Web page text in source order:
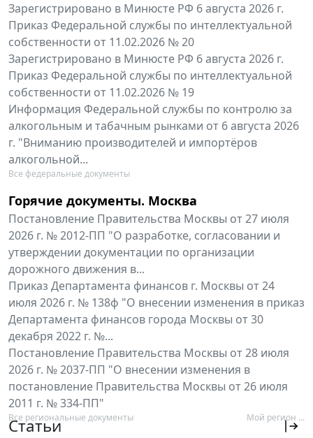
Зарегистрировано в Минюсте РФ 6 августа 2026 г.
Приказ Федеральной службы по интеллектуальной
собственности от 11.02.2026 № 20
Зарегистрировано в Минюсте РФ 6 августа 2026 г.
Приказ Федеральной службы по интеллектуальной
собственности от 11.02.2026 № 19
Информация Федеральной службы по контролю за
алкогольным и табачным рынками от 6 августа 2026
г. "Вниманию производителей и импортёров
алкогольной...
Все федеральные документы
Горячие документы. Москва
Постановление Правительства Москвы от 27 июля
2026 г. № 2012-ПП "О разработке, согласовании и
утверждении документации по организации
дорожного движения в...
Приказ Департамента финансов г. Москвы от 24
июля 2026 г. № 138ф "О внесении изменения в приказ
Департамента финансов города Москвы от 30
декабря 2022 г. №...
Постановление Правительства Москвы от 28 июля
2026 г. № 2037-ПП "О внесении изменения в
постановление Правительства Москвы от 26 июля
2011 г. № 334-ПП"
Все региональные документы Мой регион ...
Статьи